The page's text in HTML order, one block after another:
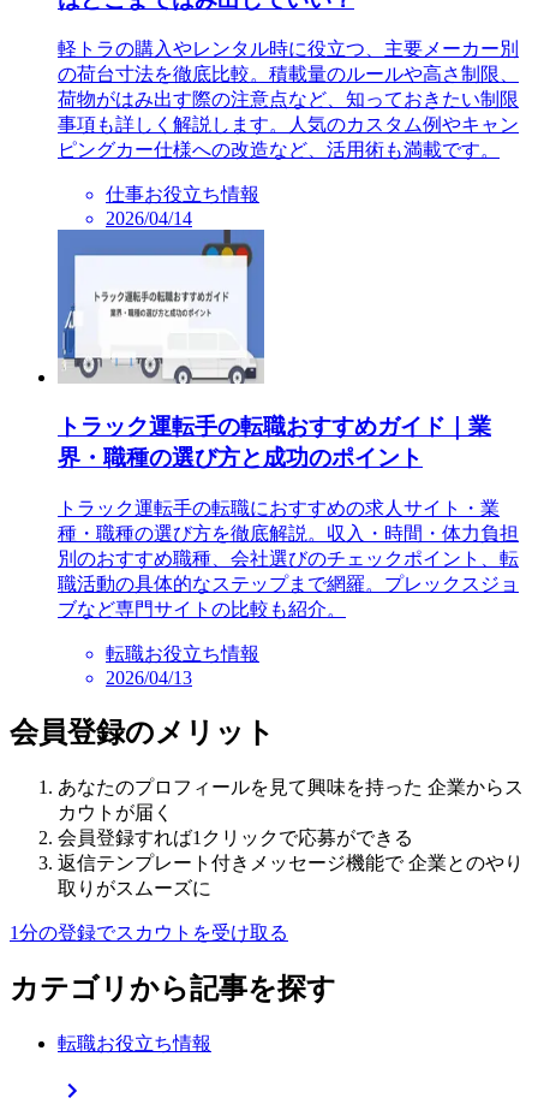
軽トラの購入やレンタル時に役立つ、主要メーカー別
の荷台寸法を徹底比較。積載量のルールや高さ制限、
荷物がはみ出す際の注意点など、知っておきたい制限
事項も詳しく解説します。人気のカスタム例やキャン
ピングカー仕様への改造など、活用術も満載です。
仕事お役立ち情報
2026/04/14
トラック運転手の転職おすすめガイド｜業
界・職種の選び方と成功のポイント
トラック運転手の転職におすすめの求人サイト・業
種・職種の選び方を徹底解説。収入・時間・体力負担
別のおすすめ職種、会社選びのチェックポイント、転
職活動の具体的なステップまで網羅。プレックスジョ
ブなど専門サイトの比較も紹介。
転職お役立ち情報
2026/04/13
会員登録のメリット
あなたのプロフィールを見て興味を持った 企業からス
カウトが届く
会員登録すれば1クリックで応募ができる
返信テンプレート付きメッセージ機能で 企業とのやり
取りがスムーズに
1分の登録でスカウトを受け取る
カテゴリから記事を探す
転職お役立ち情報